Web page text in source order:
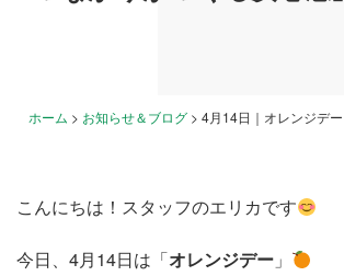
ホーム > お知らせ＆ブログ > 4月14日｜オレンジデ
こんにちは！スタッフのエリカです
今日、4月14日は「オレンジデー 」